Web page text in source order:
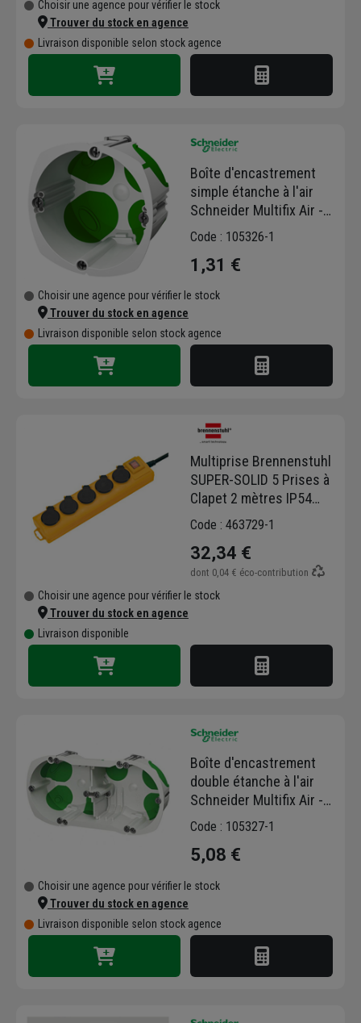
Choisir une agence pour vérifier le stock
Trouver du stock en agence
Livraison disponible selon stock agence
Boîte d'encastrement
simple étanche à l'air
Schneider Multifix Air -
IP40 - Ø 67 mm -
profondeur 40 mm
Code : 105326-1
1,31 €
Choisir une agence pour vérifier le stock
Trouver du stock en agence
Livraison disponible selon stock agence
Multiprise Brennenstuhl
SUPER-SOLID 5 Prises à
Clapet 2 mètres IP54
H05VV-F 3G1,5
Code : 463729-1
32,34 €
dont 0,04 € éco-contribution
Choisir une agence pour vérifier le stock
Trouver du stock en agence
Livraison disponible
Boîte d'encastrement
double étanche à l'air
Schneider Multifix Air -
IP40 - Ø 67 mm -
Code : 105327-1
5,08 €
Choisir une agence pour vérifier le stock
Trouver du stock en agence
Livraison disponible selon stock agence